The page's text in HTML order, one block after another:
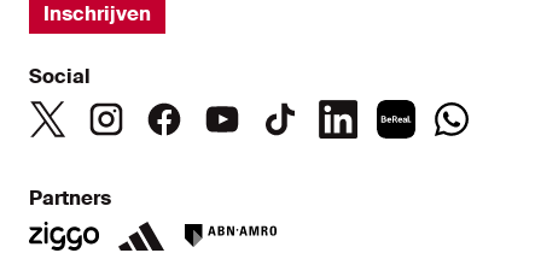
Inschrijven
Social
Partners